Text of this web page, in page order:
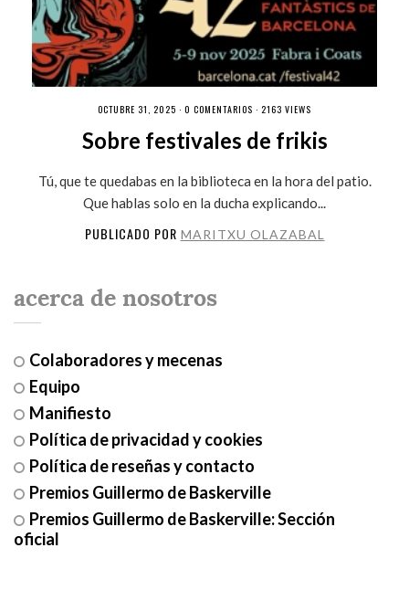
OCTUBRE 31, 2025 · 0 COMENTARIOS · 2163 VIEWS
Sobre festivales de frikis
Tú, que te quedabas en la biblioteca en la hora del patio.
Que hablas solo en la ducha explicando...
PUBLICADO POR MARITXU OLAZABAL
acerca de nosotros
Colaboradores y mecenas
Equipo
Manifiesto
Política de privacidad y cookies
Política de reseñas y contacto
Premios Guillermo de Baskerville
Premios Guillermo de Baskerville: Sección
oficial